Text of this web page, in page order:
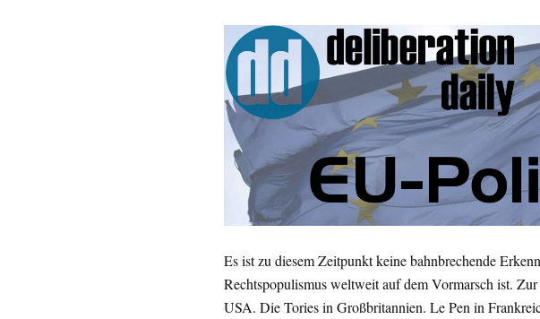
Es ist zu diesem Zeitpunkt keine bahnbrechende
Rechtspopulismus weltweit auf dem Vormarsch ist.
USA. Die Tories in Großbritannien. Le Pen in